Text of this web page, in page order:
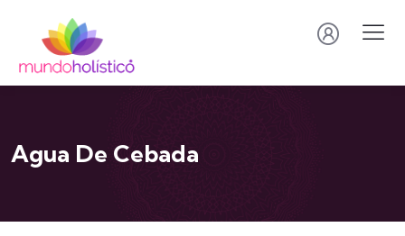
Agua De Cebada